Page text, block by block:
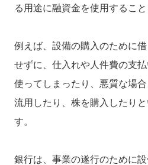
る用途に融資金を使用すること
例えば、設備の購入のために
せずに、仕入れや人件費の支
使ってしまったり、悪質な場
流用したり、株を購入したり
す。
銀行は、事業の遂行のために設